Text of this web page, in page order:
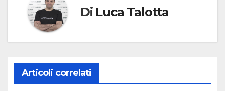
Di Luca Talotta
Articoli correlati